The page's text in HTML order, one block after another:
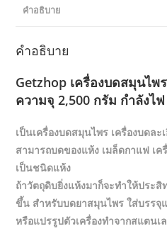
คำอธิบาย
คำอธิบาย
Getzhop เครื่องบดสมุนไพ
ความจุ 2,500 กรัม กำลังไ
เป็นเครื่องบดสมุนไพร เครื่องบดละ
สามารถบดของแห้ง เมล็ดกาแฟ เ
เป็นชนิดแห้ง
ถ้าวัตถุดิบยิ่งแห้งมาก็จะทำให้ประ
ขึ้น สำหรับบดยาสมุนไพร ใส่บรรจุ
หรือแปรรูปตัวเครื่องทำจากสแตนเ